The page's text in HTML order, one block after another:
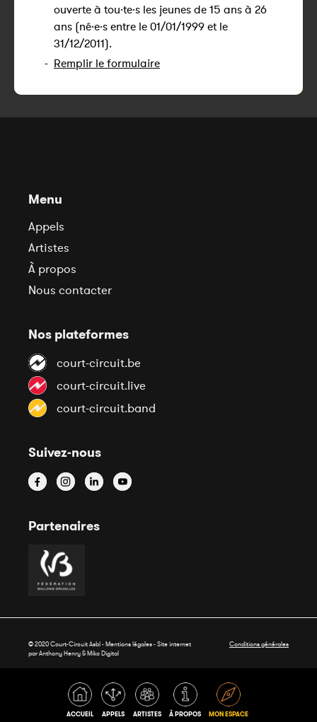
ACCUEIL APPELS ARTISTES À PROPOS MON ESPACE
ouverte à tou·te·s les jeunes de 15 ans à 26
ans (né·e·s entre le 01/01/1999 et le
31/12/2011).
- Remplir le formulaire
Menu
Appels
Artistes
À propos
Nous contacter
Nos plateformes
court-circuit.be
court-circuit.live
court-circuit.band
Suivez-nous
Partenaires
© 2020 Court-Circuit Asbl - Mentions légales - Site internet
par Anthony Henry &Miko Digital
Conditions générales